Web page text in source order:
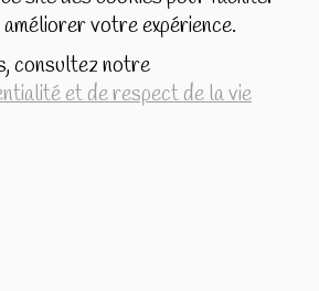
votre expérience.
consultez notre
et de respect de la vie